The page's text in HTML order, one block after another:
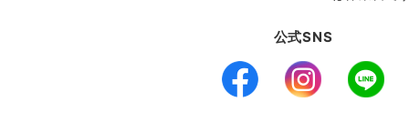
公式SNS